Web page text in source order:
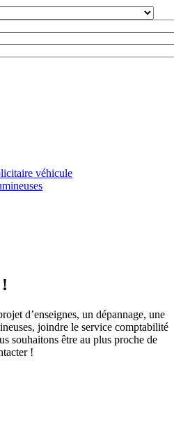
véhicule
d’enseignes, un dépannage, une
joindre le service comptabilité
souhaitons être au plus proche de
!